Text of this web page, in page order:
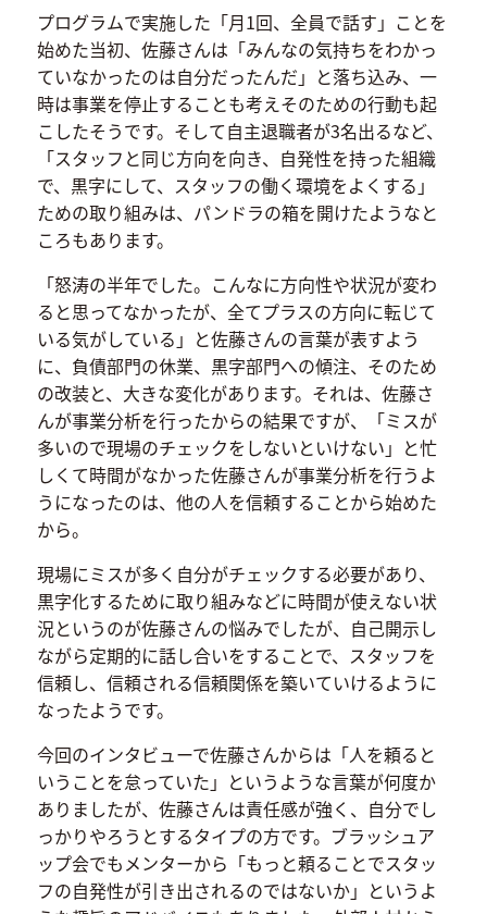
プログラムで実施した「月1回、全員で話す」ことを
始めた当初、佐藤さんは「みんなの気持ちをわかっ
ていなかったのは自分だったんだ」と落ち込み、一
時は事業を停止することも考えそのための行動も起
こしたそうです。そして自主退職者が3名出るなど、
「スタッフと同じ方向を向き、自発性を持った組織
で、黒字にして、スタッフの働く環境をよくする」
ための取り組みは、パンドラの箱を開けたようなと
ころもあります。
「怒涛の半年でした。こんなに方向性や状況が変わ
ると思ってなかったが、全てプラスの方向に転じて
いる気がしている」と佐藤さんの言葉が表すよう
に、負債部門の休業、黒字部門への傾注、そのため
の改装と、大きな変化があります。それは、佐藤さ
んが事業分析を行ったからの結果ですが、「ミスが
多いので現場のチェックをしないといけない」と忙
しくて時間がなかった佐藤さんが事業分析を行うよ
うになったのは、他の人を信頼することから始めた
から。
現場にミスが多く自分がチェックする必要があり、
黒字化するために取り組みなどに時間が使えない状
況というのが佐藤さんの悩みでしたが、自己開示し
ながら定期的に話し合いをすることで、スタッフを
信頼し、信頼される信頼関係を築いていけるように
なったようです。
今回のインタビューで佐藤さんからは「人を頼ると
いうことを怠っていた」というような言葉が何度か
ありましたが、佐藤さんは責任感が強く、自分でし
っかりやろうとするタイプの方です。ブラッシュア
ップ会でもメンターから「もっと頼ることでスタッ
フの自発性が引き出されるのではないか」というよ